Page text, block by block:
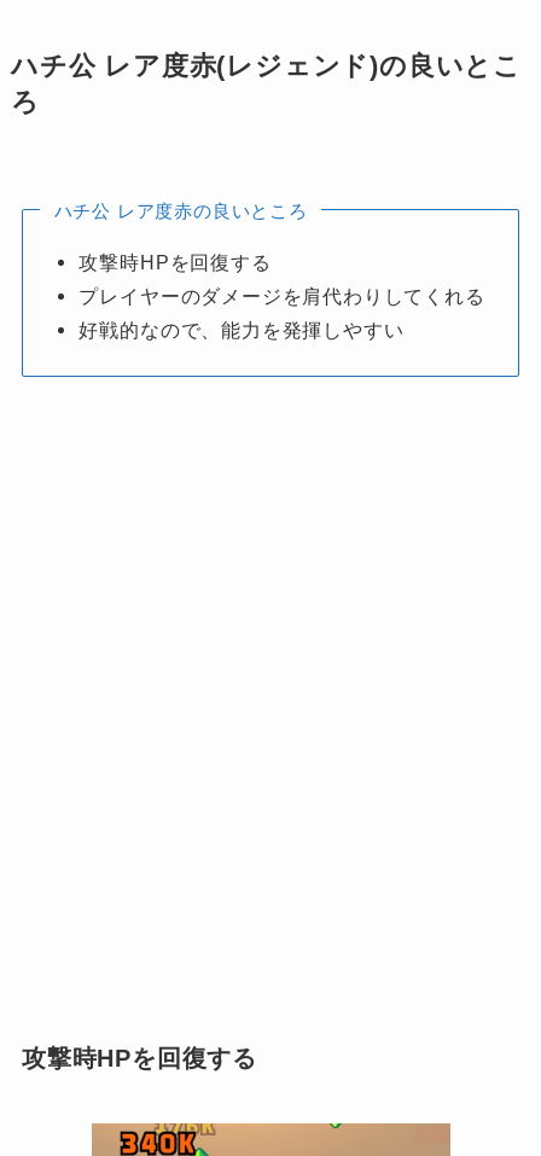
ハチ公 レア度赤(レジェンド)の良いとこ
ろ
ハチ公 レア度赤の良いところ
攻撃時HPを回復する
プレイヤーのダメージを肩代わりしてくれる
好戦的なので、能力を発揮しやすい
攻撃時HPを回復する